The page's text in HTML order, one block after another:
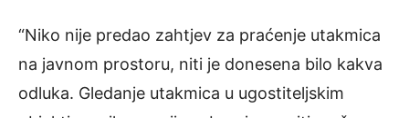
“Niko nije predao zahtjev za praćenje utakmica
na javnom prostoru, niti je donesena bilo kakva
odluka. Gledanje utakmica u ugostiteljskim